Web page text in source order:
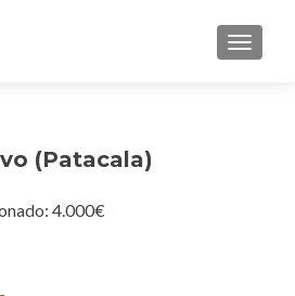
MENU
(Patacala)
4.000€